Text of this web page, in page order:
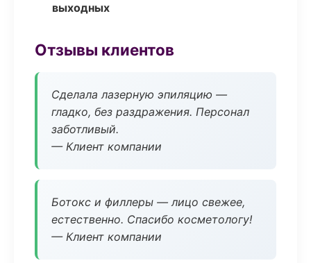
выходных
Отзывы клиентов
Сделала лазерную эпиляцию —
гладко, без раздражения. Персонал
заботливый.
— Клиент компании
Ботокс и филлеры — лицо свежее,
естественно. Спасибо косметологу!
— Клиент компании